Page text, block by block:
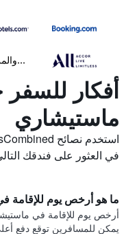
أفكار
ماستيشاري
في العثور على فندقك
ما هو أرخص يوم
يمكن للمسافرين توقع دفع